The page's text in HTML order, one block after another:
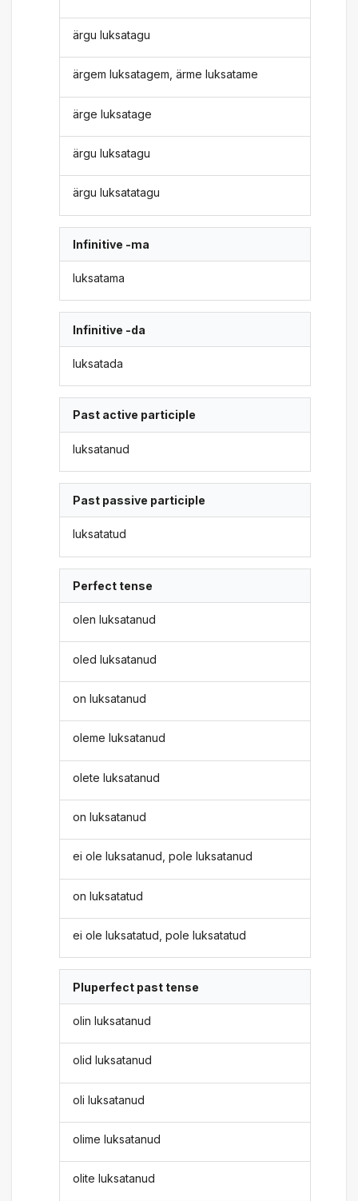
ärgu luksatagu
ärgem luksatagem, ärme luksatame
ärge luksatage
ärgu luksatagu
ärgu luksatatagu
Infinitive -ma
luksatama
Infinitive -da
luksatada
Past active participle
luksatanud
Past passive participle
luksatatud
Perfect tense
olen luksatanud
oled luksatanud
on luksatanud
oleme luksatanud
olete luksatanud
on luksatanud
ei ole luksatanud, pole luksatanud
on luksatatud
ei ole luksatatud, pole luksatatud
Pluperfect past tense
olin luksatanud
olid luksatanud
oli luksatanud
olime luksatanud
olite luksatanud